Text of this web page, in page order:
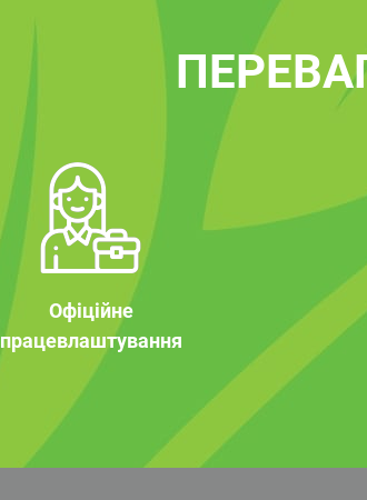
Офіційне
працевлаштування